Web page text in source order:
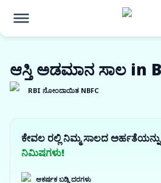
ಆಸ್ತಿ ಅಡಮಾನ ಸಾಲ in
RBI ನೋಂದಾಯಿತ NBFC
ಕೇವಲ ರಲ್ಲಿ ನಿಮ್ಮ ಸಾಲದ
ನಿಮಿಷಗಳು!
ಆಕರ್ಷಕ ಬಡ್ಡಿ ದರಗಳು